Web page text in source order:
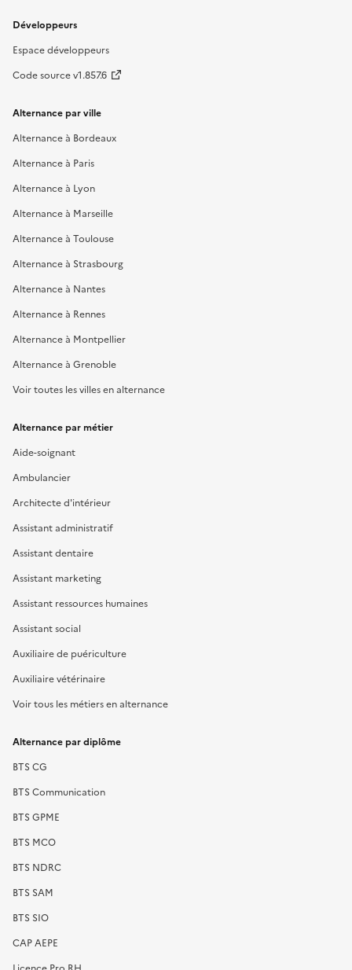
Développeurs
Espace développeurs
Code source v1.857.6
Alternance par ville
Alternance à Bordeaux
Alternance à Paris
Alternance à Lyon
Alternance à Marseille
Alternance à Toulouse
Alternance à Strasbourg
Alternance à Nantes
Alternance à Rennes
Alternance à Montpellier
Alternance à Grenoble
Voir toutes les villes en alternance
Alternance par métier
Aide-soignant
Ambulancier
Architecte d'intérieur
Assistant administratif
Assistant dentaire
Assistant marketing
Assistant ressources humaines
Assistant social
Auxiliaire de puériculture
Auxiliaire vétérinaire
Voir tous les métiers en alternance
Alternance par diplôme
BTS CG
BTS Communication
BTS GPME
BTS MCO
BTS NDRC
BTS SAM
BTS SIO
CAP AEPE
Licence Pro RH